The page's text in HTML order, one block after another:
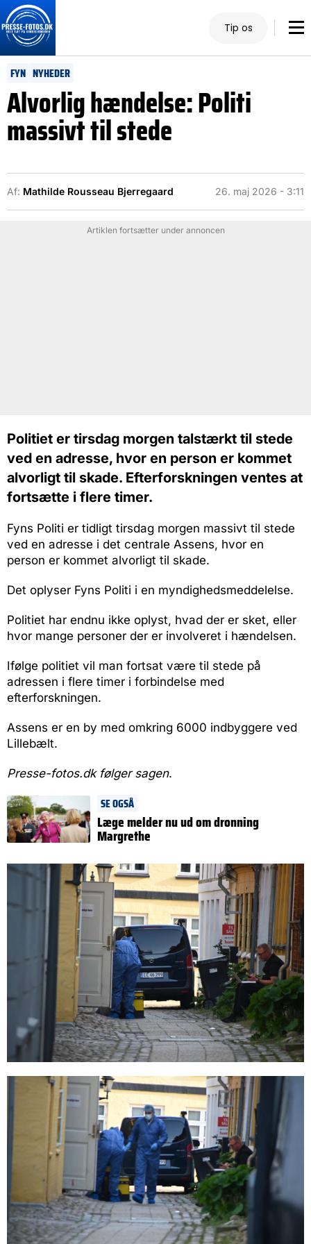
Tip os
FYN NYHEDER
Alvorlig hændelse: Politi
massivt til stede
Af: Mathilde Rousseau Bjerregaard 26. maj 2026 - 3:11
Artiklen fortsætter under annoncen
Politiet er tirsdag morgen talstærkt til stede
ved en adresse, hvor en person er kommet
alvorligt til skade. Efterforskningen ventes at
fortsætte i flere timer.
Fyns Politi er tidligt tirsdag morgen massivt til stede
ved en adresse i det centrale Assens, hvor en
person er kommet alvorligt til skade.
Det oplyser Fyns Politi i en myndighedsmeddelelse.
Politiet har endnu ikke oplyst, hvad der er sket, eller
hvor mange personer der er involveret i hændelsen.
Ifølge politiet vil man fortsat være til stede på
adressen i flere timer i forbindelse med
efterforskningen.
Assens er en by med omkring 6000 indbyggere ved
Lillebælt.
Presse-fotos.dk følger sagen.
SE OGSÅ
Læge melder nu ud om dronning
Margrethe